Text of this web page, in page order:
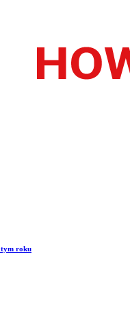
tym roku